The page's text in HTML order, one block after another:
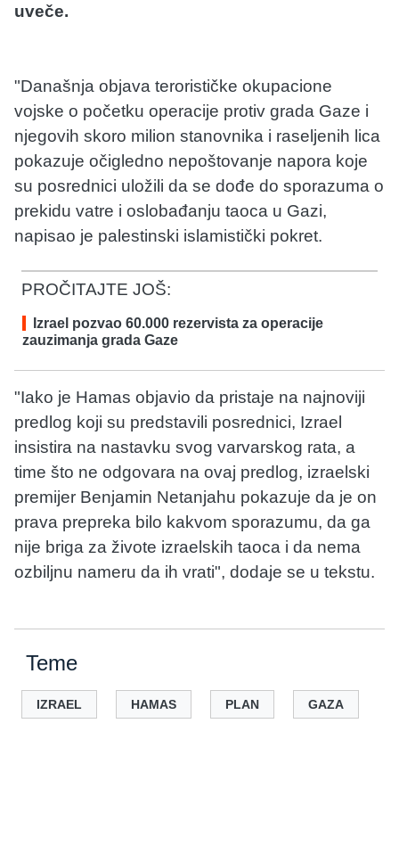
uveče.
"Današnja objava terorističke okupacione
vojske o početku operacije protiv grada Gaze i
njegovih skoro milion stanovnika i raseljenih lica
pokazuje očigledno nepoštovanje napora koje
su posrednici uložili da se dođe do sporazuma o
prekidu vatre i oslobađanju taoca u Gazi,
napisao je palestinski islamistički pokret.
PROČITAJTE JOŠ:
Izrael pozvao 60.000 rezervista za operacije
zauzimanja grada Gaze
"Iako je Hamas objavio da pristaje na najnoviji
predlog koji su predstavili posrednici, Izrael
insistira na nastavku svog varvarskog rata, a
time što ne odgovara na ovaj predlog, izraelski
premijer Benjamin Netanjahu pokazuje da je on
prava prepreka bilo kakvom sporazumu, da ga
nije briga za živote izraelskih taoca i da nema
ozbiljnu nameru da ih vrati", dodaje se u tekstu.
Teme
IZRAEL HAMAS PLAN GAZA